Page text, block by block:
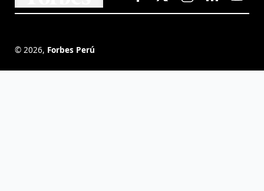
© 2026, Forbes Perú